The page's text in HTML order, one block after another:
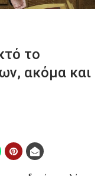
το
ακόμα και